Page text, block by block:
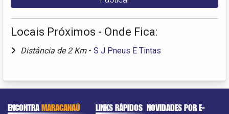
Locais Próximos - Onde Fica:
Distância de 2 Km - S J Pneus E Tintas
ENCONTRAMARACANAÚ LINKS RÁPIDOS NOVIDADES POR E-